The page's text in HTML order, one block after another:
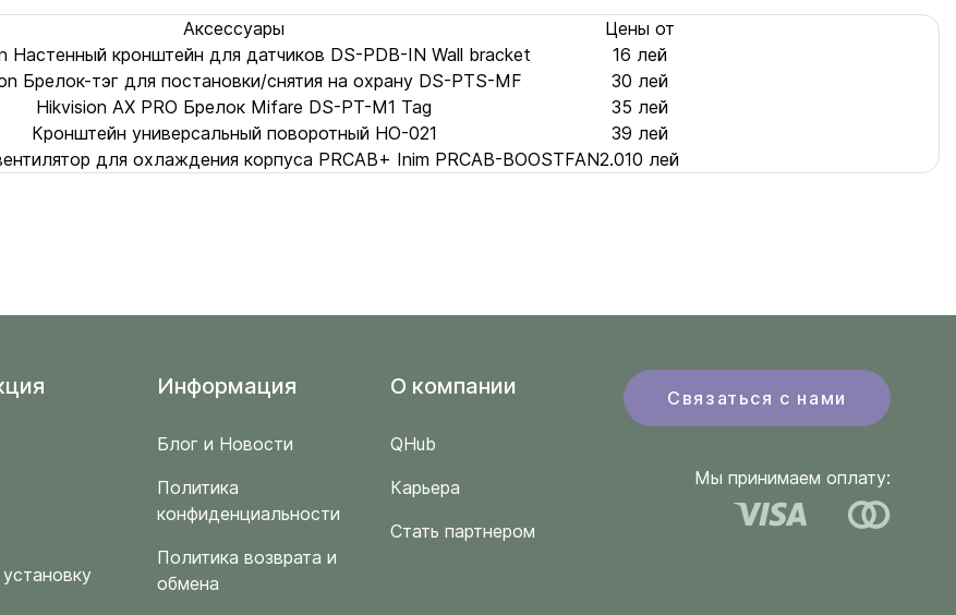
Аксессуары
Цены от
Настенный кронштейн для датчиков DS-PDB-IN Wall bracket
16 лей
Брелок-тэг для постановки/снятия на охрану DS-PTS-MF
30 лей
Hikvision AX PRO Брелок Mifare DS-PT-M1 Tag
35 лей
Кронштейн универсальный поворотный HO-021
39 лей
для охлаждения корпуса PRCAB+ Inim PRCAB-BOOSTFAN2.010 лей
Информация
Блог и Новости
Политика
конфиденциальности
Политика возврата и
обмена
O компании
QHub
Карьера
Стать партнером
Связаться с нами
Мы принимаем оплату: